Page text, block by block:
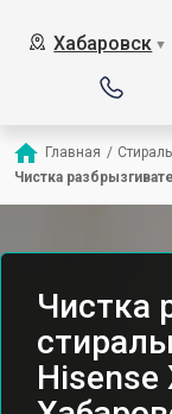
Хабаровск ▼
Главная /
Чистка
Чистка
Hisense